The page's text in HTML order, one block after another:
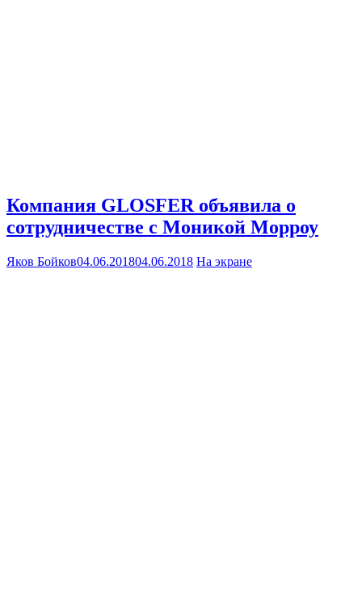
Компания GLOSFER объявила о
сотрудничестве с Моникой Морроу
Яков Бойков04.06.201804.06.2018 На экране